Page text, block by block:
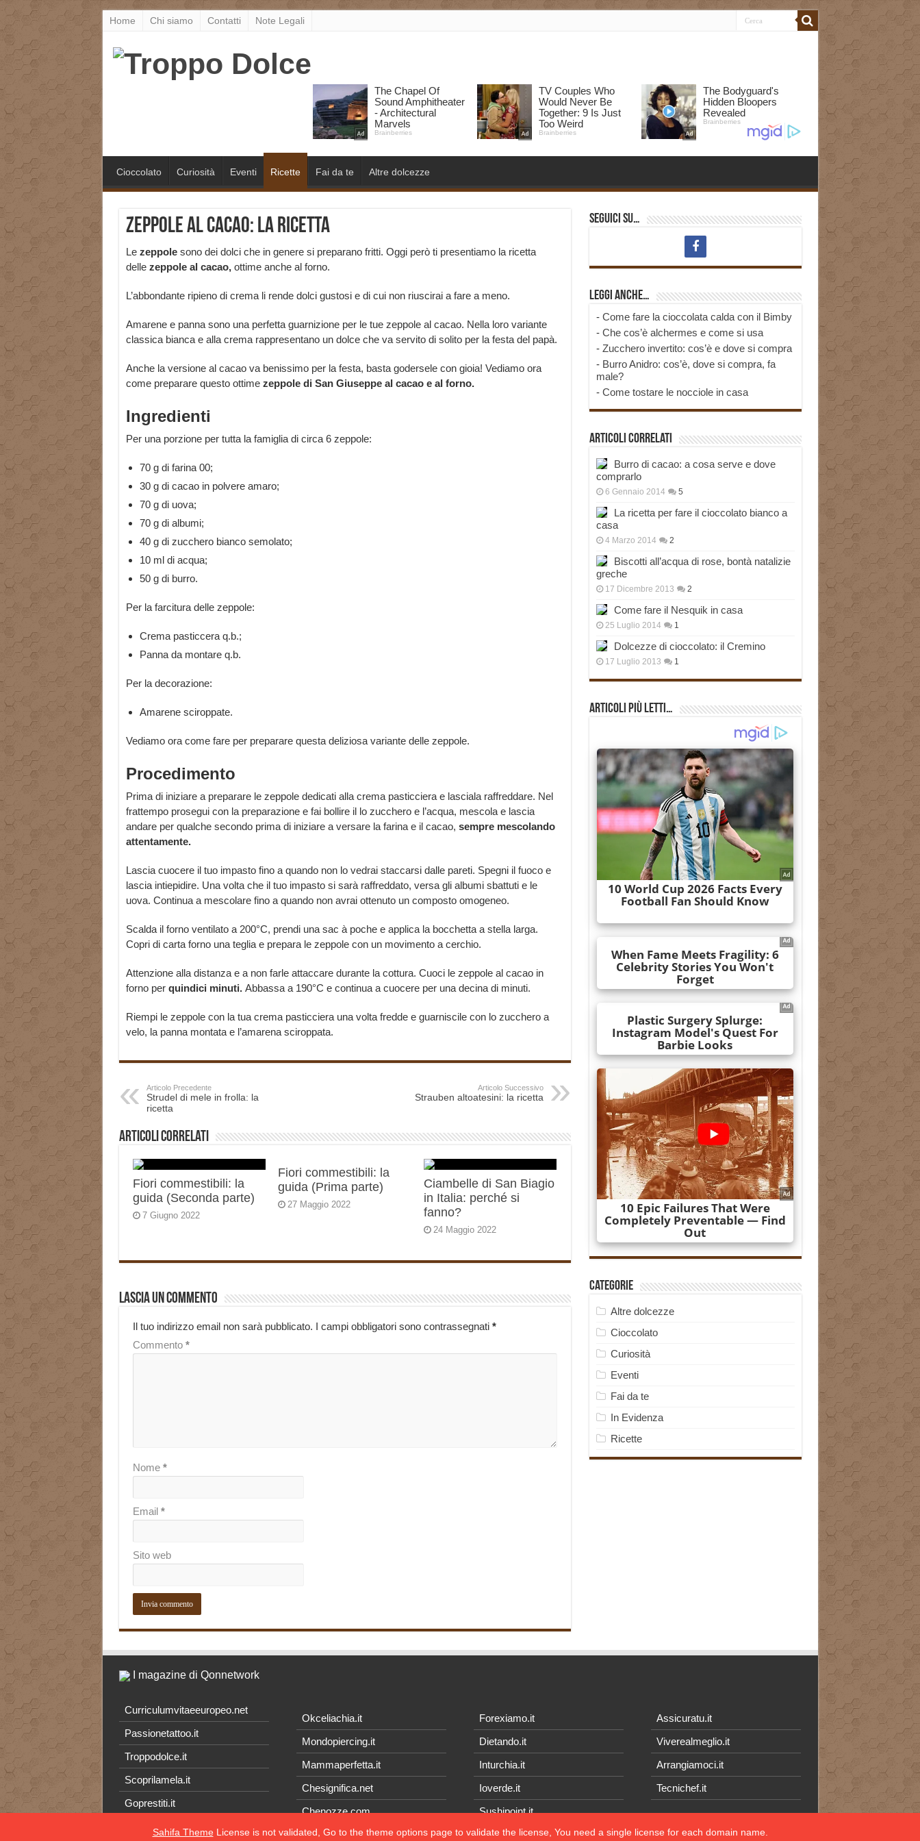
Home Chi siamo Contatti Note Legali
Cioccolato Curiosità Eventi Ricette Fai da te Altre dolcezze
Zeppole al cacao: la ricetta
Le zeppolesono dei dolci che in genere si preparano fritti. Oggi però ti presentiamo la ricetta
delle zeppole al cacao,ottime anche al forno.
L’abbondante ripieno di crema li rende dolci gustosi e di cui non riuscirai a fare a meno.
Amarene e panna sono una perfetta guarnizione per le tue zeppole al cacao. Nella loro variante
classica bianca e alla crema rappresentano un dolce che va servito di solito per la festa del papà.
Anche la versione al cacao va benissimo per la festa, basta godersele con gioia! Vediamo ora
come preparare questo ottime zeppole di San Giuseppe al cacao e al forno.
Ingredienti
Per una porzione per tutta la famiglia di circa 6 zeppole:
70 g di farina 00;
30 g di cacao in polvere amaro;
70 g di uova;
70 g di albumi;
40 g di zucchero bianco semolato;
10 ml di acqua;
50 g di burro.
Per la farcitura delle zeppole:
Crema pasticcera q.b.;
Panna da montare q.b.
Per la decorazione:
Amarene sciroppate.
Vediamo ora come fare per preparare questa deliziosa variante delle zeppole.
Procedimento
Prima di iniziare a preparare le zeppole dedicati alla crema pasticciera e lasciala raffreddare. Nel
frattempo prosegui con la preparazione e fai bollire il lo zucchero e l’acqua, mescola e lascia
andare per qualche secondo prima di iniziare a versare la farina e il cacao, sempre mescolando
attentamente.
Lascia cuocere il tuo impasto fino a quando non lo vedrai staccarsi dalle pareti. Spegni il fuoco e
lascia intiepidire. Una volta che il tuo impasto si sarà raffreddato, versa gli albumi sbattuti e le
uova. Continua a mescolare fino a quando non avrai ottenuto un composto omogeneo.
Scalda il forno ventilato a 200°C, prendi una sac à poche e applica la bocchetta a stella larga.
Copri di carta forno una teglia e prepara le zeppole con un movimento a cerchio.
Attenzione alla distanza e a non farle attaccare durante la cottura. Cuoci le zeppole al cacao in
forno perquindici minuti. Abbassa a 190°C e continua a cuocere per una decina di minuti.
Riempi le zeppole con la tua crema pasticciera una volta fredde e guarniscile con lo zucchero a
velo, la panna montata e l’amarena sciroppata.
Articolo Precedente
Strudel di mele in frolla: la
ricetta
Articolo Successivo
Strauben altoatesini: la ricetta
Articoli correlati
Fiori commestibili: la
guida (Seconda parte)
7 Giugno 2022
Fiori commestibili: la
guida (Prima parte)
27 Maggio 2022
Ciambelle di San Biagio
in Italia: perché si
fanno?
24 Maggio 2022
Lascia un commento
Il tuo indirizzo email non sarà pubblicato. I campi obbligatori sono contrassegnati *
Commento *
Nome *
Email *
Sito web
Seguici su…
Leggi anche…
- Come fare la cioccolata calda con il Bimby
- Che cos’è alchermes e come si usa
- Zucchero invertito: cos’è e dove si compra
- Burro Anidro: cos’è, dove si compra, fa
male?
- Come tostare le nocciole in casa
Articoli correlati
Burro di cacao: a cosa serve e dove
comprarlo
6 Gennaio 2014 5
La ricetta per fare il cioccolato bianco a
casa
4 Marzo 2014 2
Biscotti all’acqua di rose, bontà natalizie
greche
17 Dicembre 2013 2
Come fare il Nesquik in casa
25 Luglio 2014 1
Dolcezze di cioccolato: il Cremino
17 Luglio 2013 1
Articoli più Letti…
Categorie
Altre dolcezze
Cioccolato
Curiosità
Eventi
Fai da te
In Evidenza
Ricette
I magazine di Qonnetwork
Curriculumvitaeeuropeo.net
Passionetattoo.it
Troppodolce.it
Scoprilamela.it
Goprestiti.it
Okceliachia.it
Mondopiercing.it
Mammaperfetta.it
Chesignifica.net
Chenozze.com
Forexiamo.it
Dietando.it
Inturchia.it
Ioverde.it
Sushipoint.it
Assicuratu.it
Viverealmeglio.it
Arrangiamoci.it
Tecnichef.it
Sahifa ThemeLicense is not validated, Go to the theme options page to validate the license, You need a single license for each domain name.